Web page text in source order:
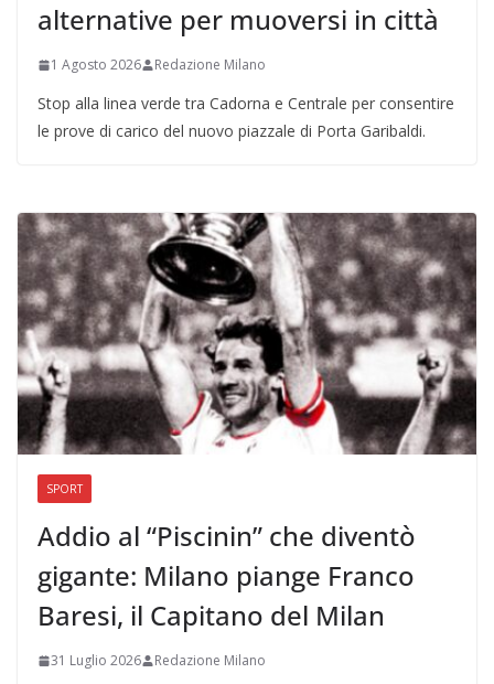
alternative per muoversi in città
1 Agosto 2026 Redazione Milano
Stop alla linea verde tra Cadorna e Centrale per consentire
le prove di carico del nuovo piazzale di Porta Garibaldi.
SPORT
Addio al “Piscinin” che diventò
gigante: Milano piange Franco
Baresi, il Capitano del Milan
31 Luglio 2026 Redazione Milano